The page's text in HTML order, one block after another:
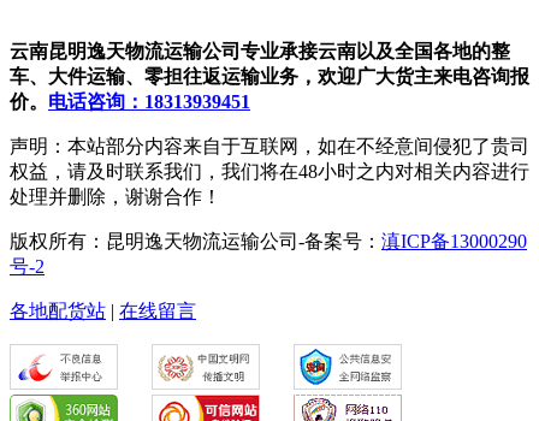
云南昆明逸天物流运输公司专业承接云南以及全国各地的整
车、大件运输、零担往返运输业务，欢迎广大货主来电咨询报
价。 电话咨询：18313939451
声明：本站部分内容来自于互联网，如在不经意间侵犯了贵司
权益，请及时联系我们，我们将在48小时之内对相关内容进行
处理并删除，谢谢合作！
版权所有：昆明逸天物流运输公司-备案号： 滇ICP备13000290
号-2
各地配货站 | 在线留言